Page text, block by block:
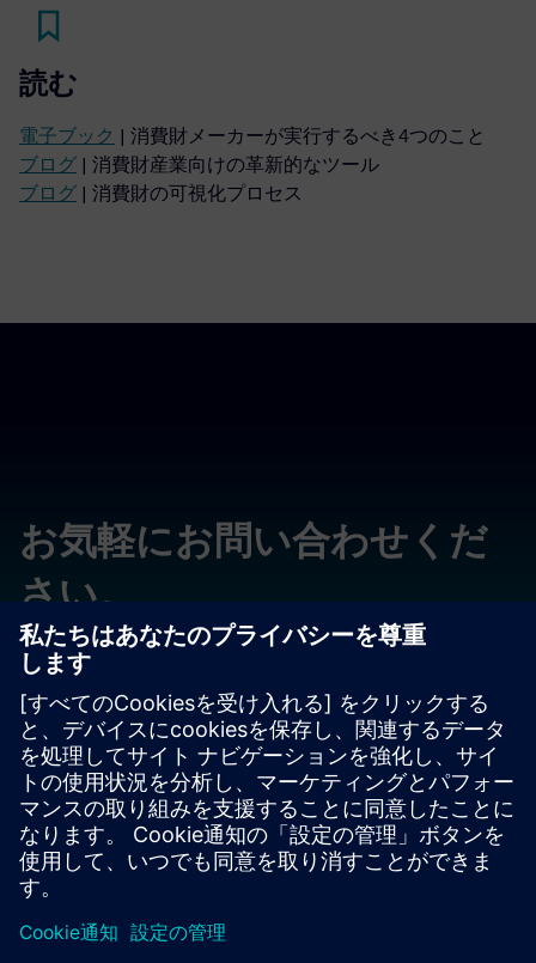
読む
電子ブック | 消費財メーカーが実行するべき4つのこと
ブログ | 消費財産業向けの革新的なツール
ブログ | 消費財の可視化プロセス
お気軽にお問い合わせくだ
さい。
質問やコメントをお寄せください。いつでもサポートいた
します。
問い合わせる